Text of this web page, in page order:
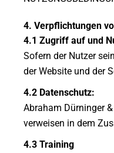
4. Verpflichtungen
4.1 Zugriff auf und
Sofern der Nutzer
der Website und der
4.2 Datenschutz:
Abraham Dürninger
verweisen in dem
4.3 Training